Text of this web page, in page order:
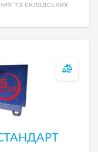
та складських
виробництва
платформи —
СТАНДАРТ